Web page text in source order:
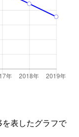
表したグラフで